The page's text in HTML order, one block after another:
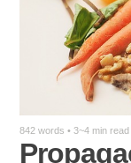
842 words • 3~4 min read